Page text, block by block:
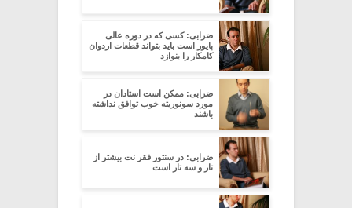
ضرابی: کسی که در دوره عالی
پایور است باید بتواند قطعات اردوان
کامکار را بنوازد
ضرابی: ممکن است استادان در
مورد سونوریته خوب توافق نداشته
باشند
ضرابی: در سنتور فقر نت بیشتر از
تار و سه تار است